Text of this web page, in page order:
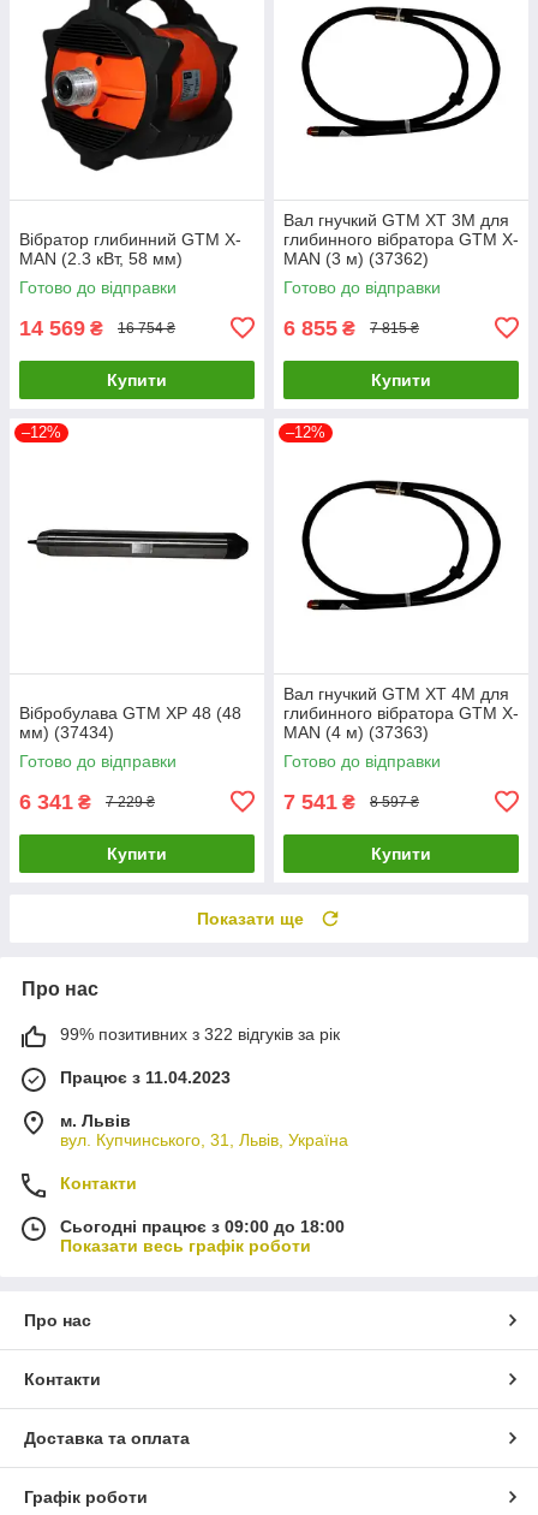
Вібратор глибинний GTM X-
MAN (2.3 кВт, 58 мм)
Готово до відправки
14 569 ₴ 16 754 ₴
Купити
Вал гнучкий GTM XT 3M для
глибинного вібратора GTM X-
MAN (3 м) (37362)
Готово до відправки
6 855 ₴ 7 815 ₴
Купити
–12%
Вібробулава GTM XP 48 (48
мм) (37434)
Готово до відправки
6 341 ₴ 7 229 ₴
Купити
–12%
Вал гнучкий GTM XT 4M для
глибинного вібратора GTM X-
MAN (4 м) (37363)
Готово до відправки
7 541 ₴ 8 597 ₴
Купити
Показати ще
Про нас
99% позитивних з 322 відгуків за рік
Працює з 11.04.2023
м. Львів
вул. Купчинського, 31, Львів, Україна
Контакти
Сьогодні працює з 09:00 до 18:00
Показати весь графік роботи
Про нас
Контакти
Доставка та оплата
Графік роботи